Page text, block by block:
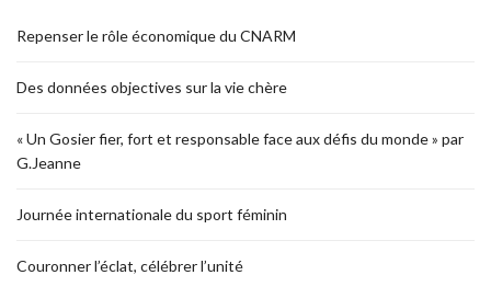
Repenser le rôle économique du CNARM
Des données objectives sur la vie chère
« Un Gosier fier, fort et responsable face aux défis du monde » par
G.Jeanne
Journée internationale du sport féminin
Couronner l’éclat, célébrer l’unité